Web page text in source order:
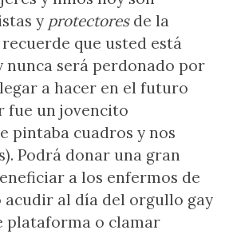
y protectores de la
que usted está
nunca será perdonado por
a hacer en el futuro
fue un jovencito
pintaba cuadros y nos
Podrá donar una gran
a los enfermos de
acudir al día del orgullo gay
plataforma o clamar